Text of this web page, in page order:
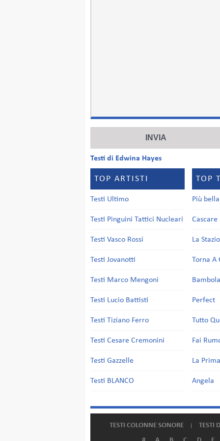
Testi di Edwina Hayes
TOP ARTISTI
Testi Ultimo
Testi Pinguini Tattici Nucleari
Testi Vasco Rossi
Testi Jovanotti
Testi Marco Mengoni
Testi Lucio Battisti
Testi Tiziano Ferro
Testi Cesare Cremonini
Testi Gazzelle
Testi BLANCO
TOP
Più
Cascare
La
Torna A
Bambola
Perfect
Tutto
Fai
La
Angela
TESTI COLONNE SONORE TESTI